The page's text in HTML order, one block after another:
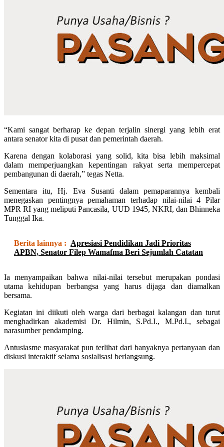
“Kami sangat berharap ke depan terjalin sinergi yang lebih erat
antara senator kita di pusat dan pemerintah daerah.
Karena dengan kolaborasi yang solid, kita bisa lebih maksimal
dalam memperjuangkan kepentingan rakyat serta mempercepat
pembangunan di daerah,” tegas Netta.
Sementara itu, Hj. Eva Susanti dalam pemaparannya kembali
menegaskan pentingnya pemahaman terhadap nilai-nilai 4 Pilar
MPR RI yang meliputi Pancasila, UUD 1945, NKRI, dan Bhinneka
Tunggal Ika.
Berita lainnya : Apresiasi Pendidikan Jadi Prioritas
APBN, Senator Filep Wamafma Beri Sejumlah Catatan
Ia menyampaikan bahwa nilai-nilai tersebut merupakan pondasi
utama kehidupan berbangsa yang harus dijaga dan diamalkan
bersama.
Kegiatan ini diikuti oleh warga dari berbagai kalangan dan turut
menghadirkan akademisi Dr. Hilmin, S.Pd.I., M.Pd.I., sebagai
narasumber pendamping.
Antusiasme masyarakat pun terlihat dari banyaknya pertanyaan dan
diskusi interaktif selama sosialisasi berlangsung.